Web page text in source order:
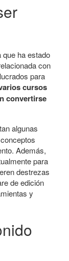
ha estado
con
para
cursos
convertirse
algunas
Además,
para
destrezas
de edición
y